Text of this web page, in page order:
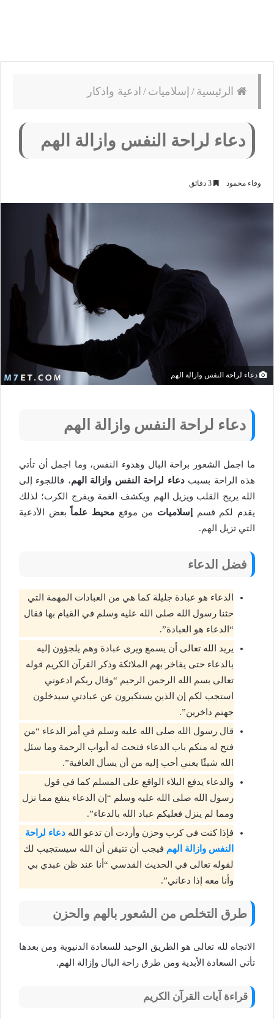
الرئيسية / إسلاميات / ادعية واذكار
دعاء لراحة النفس وازالة الهم
وفاء محمود
دعاء لراحة النفس وازالة الهم
دعاء لراحة النفس وازالة الهم
ما اجمل الشعور براحة البال وهدوء النفس، وما اجمل أن تأتي
هذه الراحة بسببدعاء لراحة النفس وازالة الهم، فاللجوء إلى
الله يريح القلب ويزيل الهم ويكشف الغمة ويفرج الكرب؛ لذلك
يقدم لكم قسم إسلاميات من موقع محيط علماً بعض الأدعية
التي تزيل الهم.
فضل الدعاء
الدعاء هو عبادة جليلة كما هي من العبادات المهمة التي
حثنا رسول الله صلى الله عليه وسلم في القيام بها فقال
“الدعاء هو العبادة”.
يريد الله تعالى أن يسمع ويرى عبادة وهم يلجؤون إليه
بالدعاء حتى يفاخر بهم الملائكة وذكر القرآن الكريم قوله
تعالى بسم الله الرحمن الرحيم “وقال ربكم ادعوني
استجب لكم إن الذين يستكبرون عن عبادتي سيدخلون
جهنم داخرين”.
قال رسول الله صلى الله عليه وسلم في أمر الدعاء “من
فتح له منكم باب الدعاء فتحت له أبواب الرحمة وما سئل
الله شيئًا يعني أحب إليه من أن يسأل العافية”.
والدعاء يدفع البلاء الواقع على المسلم كما في قول
رسول الله صلى الله عليه وسلم “إن الدعاء ينفع مما نزل
ومما لم ينزل فعليكم عباد الله بالدعاء”.
فإذا كنت في كرب وحزن وأردت أن تدعو الله دعاء لراحة
النفس وازالة الهم فيجب أن تتيقن أن الله سيستجيب لك
لقوله تعالى في الحديث القدسي “أنا عند ظن عبدي بي
وأنا معه إذا دعاني”.
طرق التخلص من الشعور بالهم والحزن
الاتجاه لله تعالى هو الطريق الوحيد للسعادة الدنيوية ومن بعدها
تأتي السعادة الأبدية ومن طرق راحة البال وإزالة الهم.
قراءة آيات القرآن الكريم